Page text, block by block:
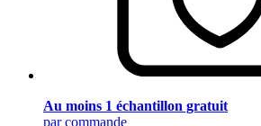
Au moins 1 échantillon gratuit
par commande